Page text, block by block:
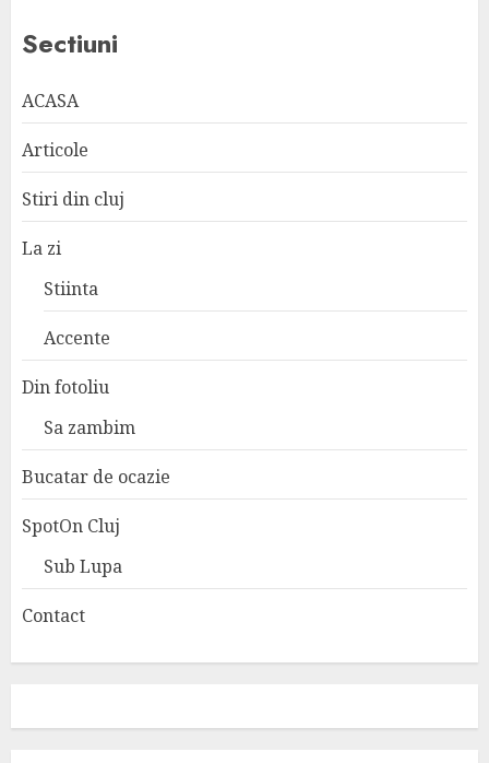
Sectiuni
ACASA
Articole
Stiri din cluj
La zi
Stiinta
Accente
Din fotoliu
Sa zambim
Bucatar de ocazie
SpotOn Cluj
Sub Lupa
Contact